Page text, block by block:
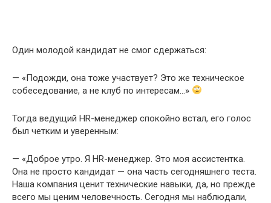
Один молодой кандидат не смог сдержаться:
— «Подожди, она тоже участвует? Это же техническое
собеседование, а не клуб по интересам…»
Тогда ведущий HR-менеджер спокойно встал, его голос
был четким и уверенным:
— «Доброе утро. Я HR-менеджер. Это моя ассистентка.
Она не просто кандидат — она часть сегодняшнего теста.
Наша компания ценит технические навыки, да, но прежде
всего мы ценим человечность. Сегодня мы наблюдали,